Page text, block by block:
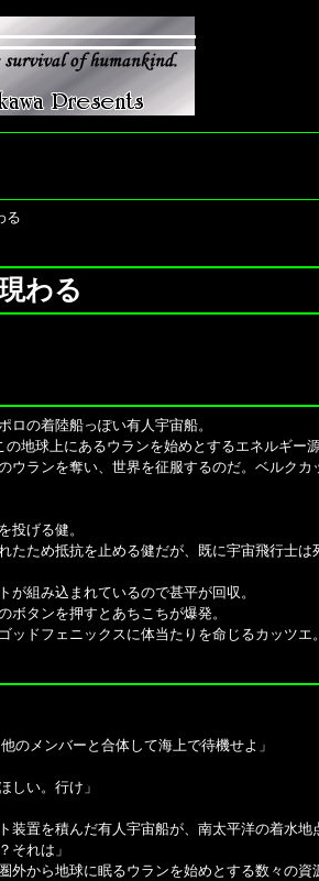
る
わる
ロの着陸船っぽい有人宇宙船。
地球上にあるウランを始めとするエネルギー
ウランを奪い、世界を征服するのだ。ベルク
投げる健。
たため抵抗を止める健だが、既に宇宙飛行士は
が組み込まれているので甚平が回収。
タンを押すとあちこちが爆発。
ッドフェニックスに体当たりを命じるカッツエ
のメンバーと合体して海上で待機せよ」
しい。行け」
装置を積んだ有人宇宙船が、南太平洋の着水地
それは」
外から地球に眠るウランを始めとする数々の資